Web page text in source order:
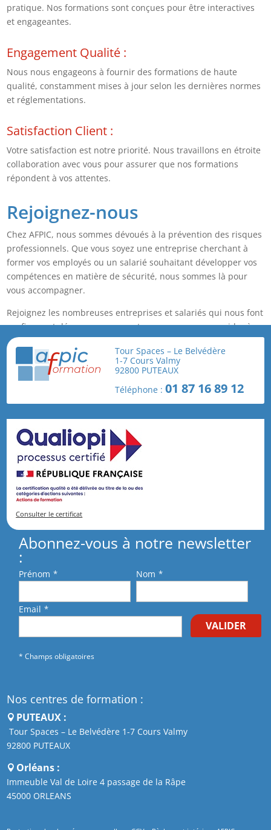
pratique. Nos formations sont conçues pour être interactives
et engageantes.
Engagement Qualité :
Nous nous engageons à fournir des formations de haute
qualité, constamment mises à jour selon les dernières normes
et réglementations.
Satisfaction Client :
Votre satisfaction est notre priorité. Nous travaillons en étroite
collaboration avec vous pour assurer que nos formations
répondent à vos attentes.
Rejoignez-nous
Chez AFPIC, nous sommes dévoués à la prévention des risques
professionnels. Que vous soyez une entreprise cherchant à
former vos employés ou un salarié souhaitant développer vos
compétences en matière de sécurité, nous sommes là pour
vous accompagner.
Rejoignez les nombreuses entreprises et salariés qui nous font
confiance et découvrez comment nous pouvons vous aider à
atteindre vos objectifs de prévention des risques
professionnels.
Contactez-nous
accompagnements, et comment nous pouvons collaborer pour
assurer la sécurité et le bien-être dans votre entreprise.
Tour Spaces – Le Belvédère
1-7 Cours Valmy
92800 PUTEAUX
Téléphone :01 87 16 89 12
Consulter le certificat
Abonnez-vous à notre newsletter
:
Prénom * Nom *
Email *
VALIDER
* Champs obligatoires
Nos centres de formation :
PUTEAUX :
Tour Spaces – Le Belvédère 1-7 Cours Valmy
92800 PUTEAUX
Orléans :
Immeuble Val de Loire 4 passage de la Râpe
45000 ORLEANS